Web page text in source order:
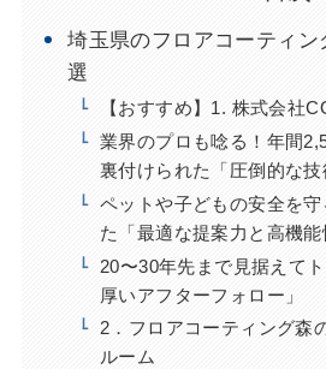
埼玉県のフロアコーティン
選
【おすすめ】1. 株式会社
業界のプロも唸る！年間
裏付けられた「圧倒的な技
ペットや子どもの安全を
た「最適な提案力と高機能
20〜30年先まで見据えて
厚いアフターフォロー」
2．フロアコーティング森
ルーム